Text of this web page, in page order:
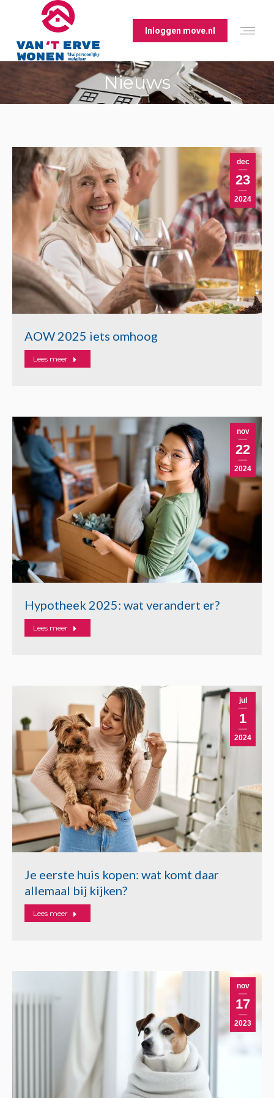
Inloggen move.nl
Nieuws
dec
23
2024
AOW 2025 iets omhoog
Lees meer
nov
22
2024
Hypotheek 2025: wat verandert er?
Lees meer
jul
1
2024
Je eerste huis kopen: wat komt daar
allemaal bij kijken?
Lees meer
nov
17
2023